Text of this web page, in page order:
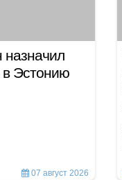
в Эстонию
07 август 2026